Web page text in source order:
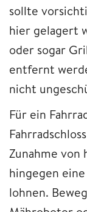
sollte
hier gelagert
oder sogar
entfernt
nicht
Für ein
Zunahme von
hingegen
lohnen.